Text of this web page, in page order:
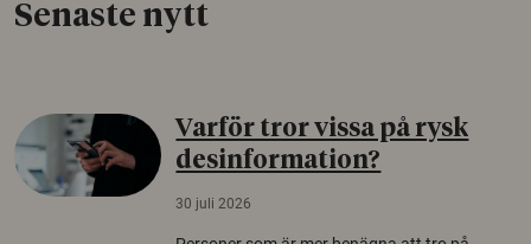
Senaste nytt
Varför tror vissa på rysk
desinformation?
30 juli 2026